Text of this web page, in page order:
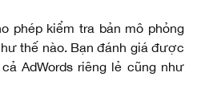
phép kiểm tra bản mô phỏng
thế nào. Bạn đánh giá được
AdWords riêng lẻ cũng như